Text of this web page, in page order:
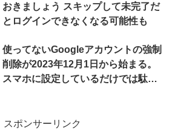
おきましょう スキップして未完了だ
とログインできなくなる可能性も
使ってないGoogleアカウントの強制
削除が2023年12月1日から始まる。
スマホに設定しているだけでは駄目
スポンサーリンク